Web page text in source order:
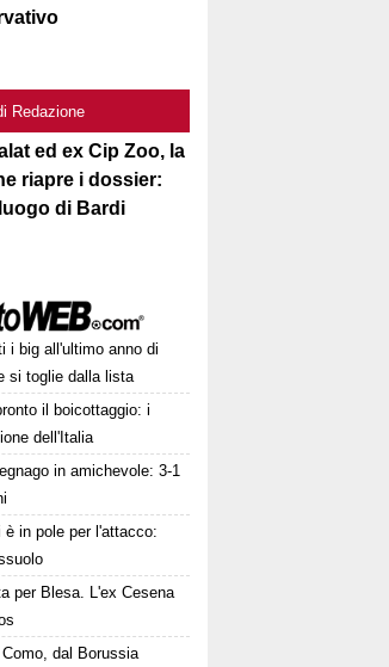
Redazione
ed ex Cip Zoo, la
riapre i dossier:
di Bardi
i big all'ultimo anno di
si toglie dalla lista
il boicottaggio: i
dell'Italia
in amichevole: 3-1
è in pole per l'attacco:
per Blesa. L'ex Cesena
dal Borussia